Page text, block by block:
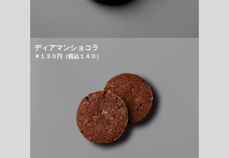
ディアマンショコラ
￥１３０円（税込１４０）